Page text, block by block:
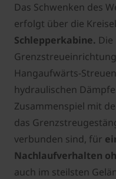
Das Schwenken des
erfolgt über die
Schlepperkabine.
Hangaufwärts-
hydraulischen
Zusammenspiel mit
das
verbunden sind, für
Nachlaufverhalten
auch im steilsten